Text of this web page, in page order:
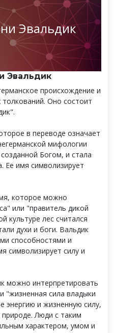
Эвальдик
Эвальдик
происхождение и
Оно состоит
в переводе означает
мифологии
Богом, и стала
Ее имя символизирует
которое можно
или "правитель дикой
культуре лес считался
духи и боги. Вальдик
способностями и
символизирует силу и
можно интерпретировать
"жизненная сила владыки
энергию и жизненную силу,
Люди с таким
характером, умом и